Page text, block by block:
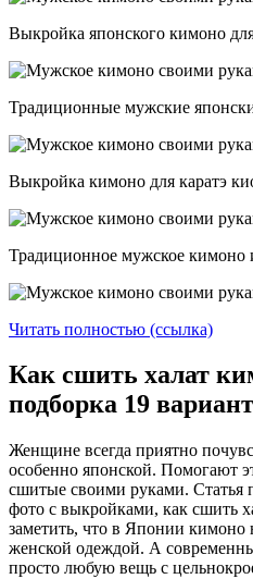
Выкройка японского кимоно
Традиционные мужские
Выкройка кимоно для каратэ
Традиционное мужское кимоно
Читать полностью (ссылка)
Как сшить халат
подборка 19
Женщине всегда приятно
особенно японской. Помогают
сшитые своими руками. Статья
фото с выкройками, как сшить
заметить, что в Японии кимоно
женской одеждой. А
просто любую вещь с